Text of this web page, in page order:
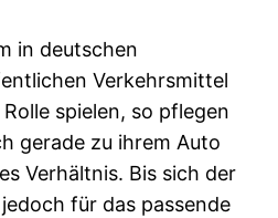
in deutschen
Verkehrsmittel
spielen, so pflegen
gerade zu ihrem Auto
Verhältnis. Bis sich der
für das passende